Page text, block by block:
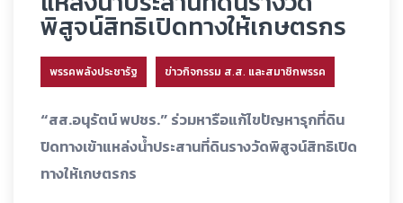
พิสูจน์สิทธิเปิดทางให้เกษตรกร
พรรคพลังประชารัฐ ข่าวกิจกรรม ส.ส. และสมาชิกพรรค
“สส.อนุรัตน์ พปชร.” ร่วมหารือแก้ไขปัญหารุกที่ดิน
ปิดทางเข้าแหล่งน้ำประสานที่ดินรางวัดพิสูจน์สิทธิเปิด
ทางให้เกษตรกร